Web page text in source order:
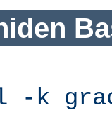
-k